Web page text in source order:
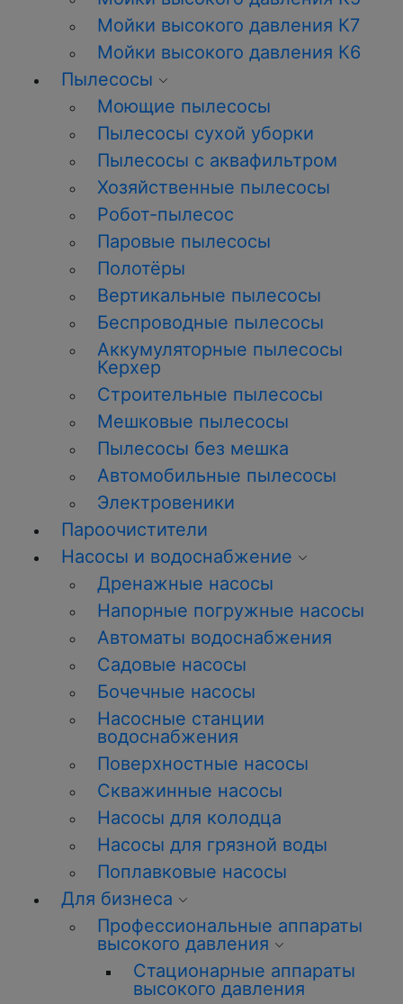
Мойки высокого давления К7
Мойки высокого давления К6
Пылесосы
Моющие пылесосы
Пылесосы сухой уборки
Пылесосы с аквафильтром
Хозяйственные пылесосы
Робот-пылесос
Паровые пылесосы
Полотёры
Вертикальные пылесосы
Беспроводные пылесосы
Аккумуляторные пылесосы
Керхер
Строительные пылесосы
Мешковые пылесосы
Пылесосы без мешка
Автомобильные пылесосы
Электровеники
Пароочистители
Насосы и водоснабжение
Дренажные насосы
Напорные погружные насосы
Автоматы водоснабжения
Садовые насосы
Бочечные насосы
Насосные станции
водоснабжения
Поверхностные насосы
Скважинные насосы
Насосы для колодца
Насосы для грязной воды
Поплавковые насосы
Для бизнеса
Профессиональные аппараты
высокого давления
Стационарные аппараты
высокого давления